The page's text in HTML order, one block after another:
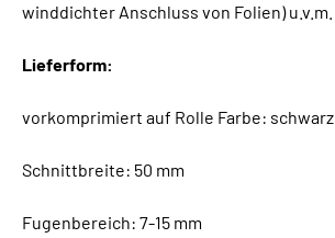
winddichter Anschluss von Folien) u.v.m.
Lieferform:
vorkomprimiert auf Rolle Farbe: schwarz
Schnittbreite: 50 mm
Fugenbereich: 7-15 mm